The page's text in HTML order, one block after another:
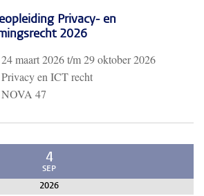
Privacy- en
2026
24 maart 2026t/m29 oktober 2026
Privacy en ICT recht
NOVA 47
4
SEP
2026